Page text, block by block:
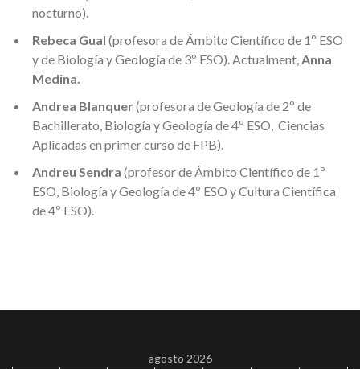
nocturno).
Rebeca Gual (profesora de Ámbito Científico de 1º ESO
y de Biología y Geología de 3º ESO). Actualment,Anna
Medina.
Andrea Blanquer(profesora de Geología de 2º de
Bachillerato, Biología y Geología de 4º ESO, Ciencias
Aplicadas en primer curso de FPB).
Andreu Sendra (profesor de Ámbito Científico de 1º
ESO, Biología y Geología de 4º ESO y Cultura Científica
de 4º ESO).
agosto 2026